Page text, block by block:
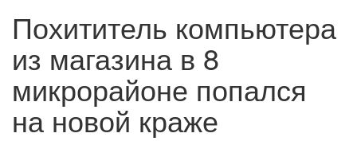
Похититель компьютера
из магазина в 8
микрорайоне попался
на новой краже